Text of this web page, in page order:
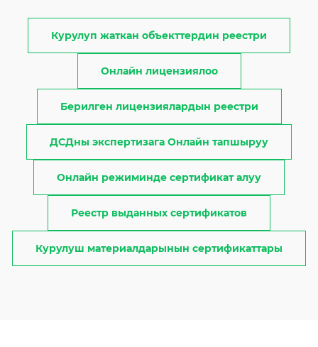
Курулуп жаткан объекттердин реестри
Онлайн лицензиялоо
Берилген лицензиялардын реестри
ДСДны экспертизага Онлайн тапшыруу
Онлайн режиминде сертификат алуу
Реестр выданных сертификатов
Курулуш материалдарынын сертификаттары